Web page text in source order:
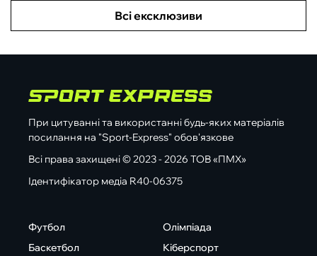
Всі ексклюзиви
При цитуванні та використанні будь-яких матеріалів
посилання на "Sport-Express" обов'язкове
Всі права захищені © 2023 - 2026 ТОВ «ПМХ»
Ідентифікатор медіа R40-06375
Футбол
Баскетбол
Олімпіада
Кіберспорт